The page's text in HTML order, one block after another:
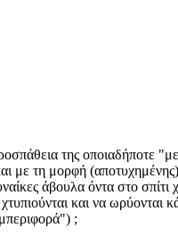
της οποιαδήποτε
με τη μορφή
άβουλα όντα στο
και να
;